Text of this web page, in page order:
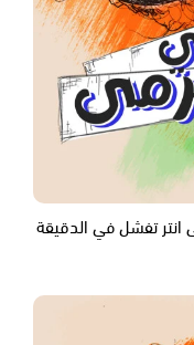
انتر تفشل في الدقيقة